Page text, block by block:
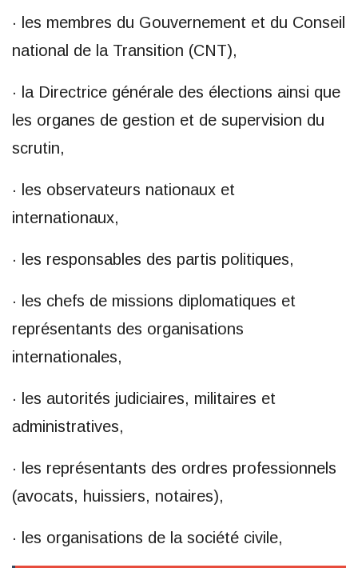
· les membres du Gouvernement et du Conseil
national de la Transition (CNT),
· la Directrice générale des élections ainsi que
les organes de gestion et de supervision du
scrutin,
· les observateurs nationaux et
internationaux,
· les responsables des partis politiques,
· les chefs de missions diplomatiques et
représentants des organisations
internationales,
· les autorités judiciaires, militaires et
administratives,
· les représentants des ordres professionnels
(avocats, huissiers, notaires),
· les organisations de la société civile,